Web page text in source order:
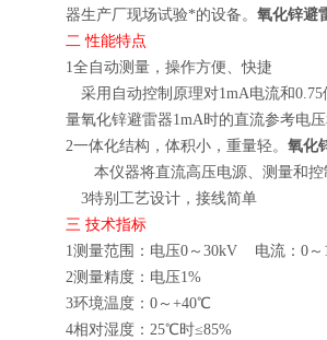
器生产厂现场试验*的设备。 氧化锌避
二 性能特点
1全自动测量，操作方便、快捷
采用自动控制原理对1mA电流和
量氧化锌避雷器1mA时的直流参考电
2一体化结构，体积小，重量轻。 氧化
本仪器将直流高压电源、测量和
3特别工艺设计，接线简单
三 技术指标
1测量范围：电压0～30kV 电流：0～
2测量精度：电压1%
3环境温度：0～+40℃
4相对湿度：25℃时≤85%